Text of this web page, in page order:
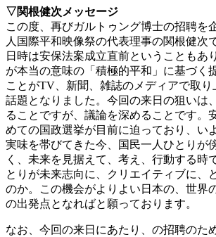
▽関根健次メッセージ
この度、再びガルトゥング博士の招聘を
人国際平和映像祭の代表理事の関根健次
日時は安保法案成立直前ということもあ
が本当の意味の「積極的平和」に基づく
ことがTV、新聞、雑誌のメディアで取
話題となりました。今回の来日の狙いは
ることですが、議論を深めることです。
めての国政選挙が目前に迫っており、い
実味を帯びてきた今、国民一人ひとりが
く、未来を見据えて、考え、行動する時
とりが未来志向に、クリエイティブに、
のか。この機会がよりよい日本の、世界
の出発点となればと願っております。
なお、今回の来日にあたり、の招聘のた